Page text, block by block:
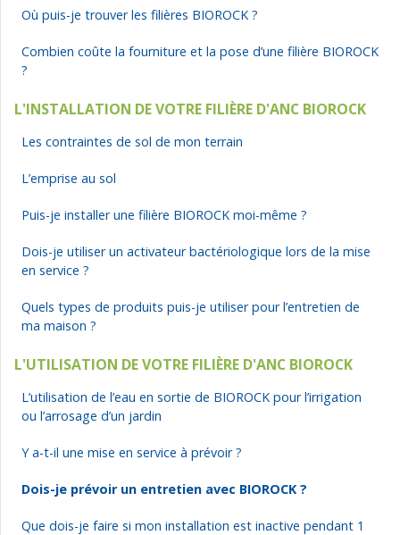
Où puis-je trouver les filières BIOROCK ?
Combien coûte la fourniture et la pose d’une filière BIOROCK
?
L'INSTALLATION DE VOTRE FILIÈRE D'ANC BIOROCK
Les contraintes de sol de mon terrain
L’emprise au sol
Puis-je installer une filière BIOROCK moi-même ?
Dois-je utiliser un activateur bactériologique lors de la mise
en service ?
Quels types de produits puis-je utiliser pour l’entretien de
ma maison ?
L'UTILISATION DE VOTRE FILIÈRE D'ANC BIOROCK
L’utilisation de l’eau en sortie de BIOROCK pour l’irrigation
ou l’arrosage d’un jardin
Y a-t-il une mise en service à prévoir ?
Dois-je prévoir un entretien avec BIOROCK ?
Que dois-je faire si mon installation est inactive pendant 1